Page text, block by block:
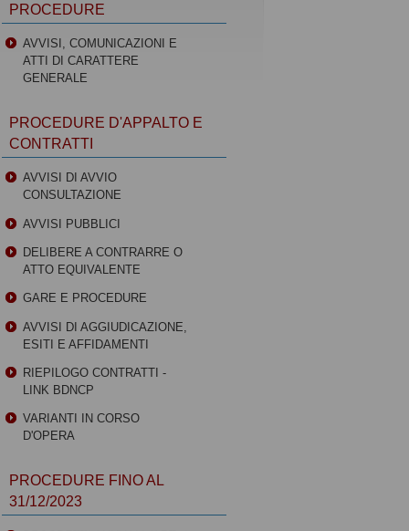
PROCEDURE
AVVISI, COMUNICAZIONI E
ATTI DI CARATTERE
GENERALE
PROCEDURE D'APPALTO E
CONTRATTI
AVVISI DI AVVIO
CONSULTAZIONE
AVVISI PUBBLICI
DELIBERE A CONTRARRE O
ATTO EQUIVALENTE
GARE E PROCEDURE
AVVISI DI AGGIUDICAZIONE,
ESITI E AFFIDAMENTI
RIEPILOGO CONTRATTI -
LINK BDNCP
VARIANTI IN CORSO
D'OPERA
PROCEDURE FINO AL
31/12/2023